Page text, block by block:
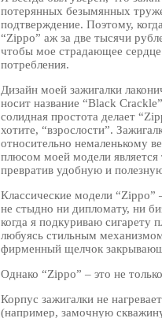
потерянных безымянных
подтверждение. Поэтому,
“Zippo” аж за две тысячи
чтобы мое страдающее сердце
потребления.
Дизайн моей зажигалки
носит название “Black
солидная простота делает
хотите, “взрослости”.
относительно немаленькому
плюсом моей модели
превратив удобную и
Классические модели “Zippo”
не стыдно ни дипломату, ни
когда я подкуриваю сигарету
любуясь стильным
фирменный щелчок
Однако “Zippo” – это не
Корпус зажигалки не
(например, замочную